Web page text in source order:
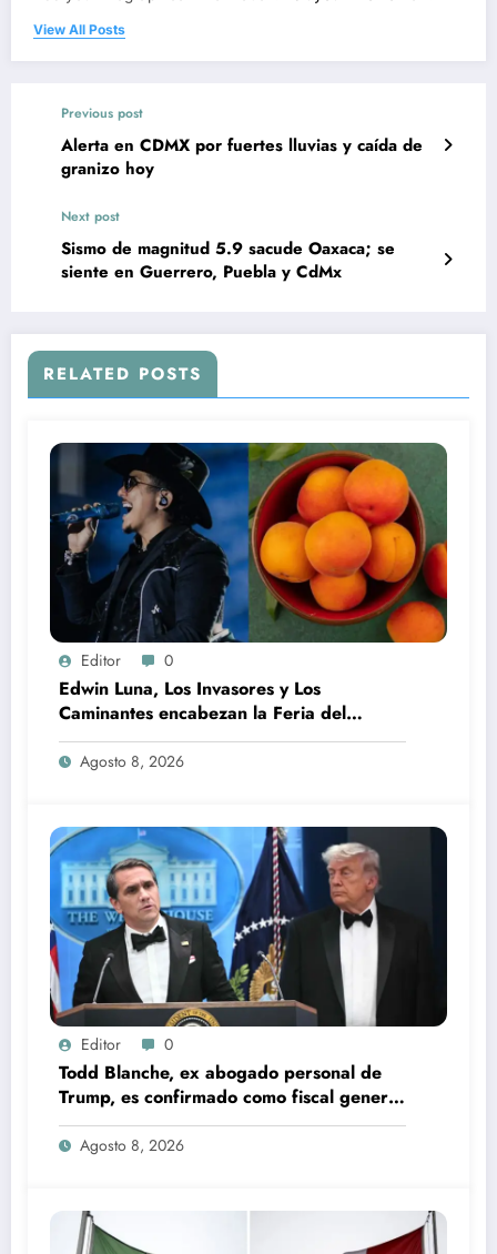
View All Posts
Previous post
Alerta en CDMX por fuertes lluvias y caída de
granizo hoy
Next post
Sismo de magnitud 5.9 sacude Oaxaca; se
siente en Guerrero, Puebla y CdMx
RELATED POSTS
Editor 0
Edwin Luna, Los Invasores y Los
Caminantes encabezan la Feria del
Durazno en Tetela de Ocampo
Agosto 8, 2026
Editor 0
Todd Blanche, ex abogado personal de
Trump, es confirmado como fiscal general
de EU
Agosto 8, 2026